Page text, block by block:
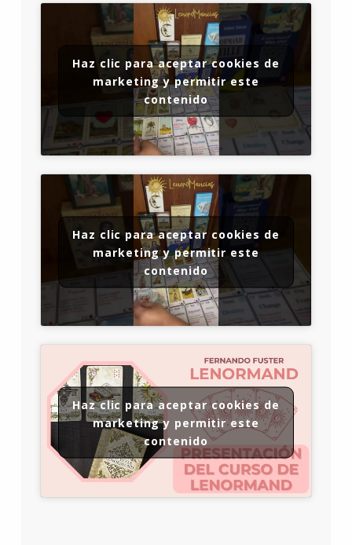
Haz clic para aceptar cookies de
marketing y permitir este
contenido
Haz clic para aceptar cookies de
marketing y permitir este
contenido
Haz clic para aceptar cookies de
marketing y permitir este
contenido